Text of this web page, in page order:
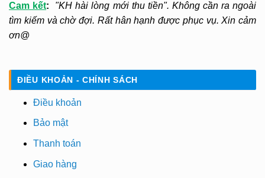
Cam kết:
"KH hài lòng mới thu tiền". Không cần ra ngoài
tìm kiếm và chờ đợi. Rất hân hạnh được phục vụ. Xin cảm
ơn@
ĐIỀU KHOẢN - CHÍNH SÁCH
Điều khoản
Bảo mật
Thanh toán
Giao hàng